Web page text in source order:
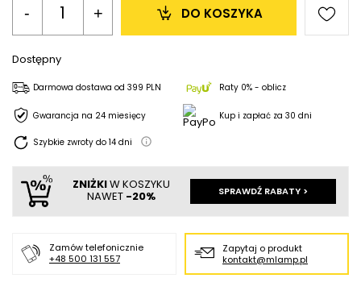
- + DO KOSZYKA
Dostępny
Darmowa dostawa od 399 PLN Raty 0% - oblicz
Gwarancja na 24 miesięcy Kup i zapłać za 30 dni
Szybkie zwroty do 14 dni
ZNIŻKIW KOSZYKU
NAWET -20% SPRAWDŹ RABATY >
Zamów telefonicznie
+48 500 131 557
Zapytaj o produkt
kontakt@mlamp.pl